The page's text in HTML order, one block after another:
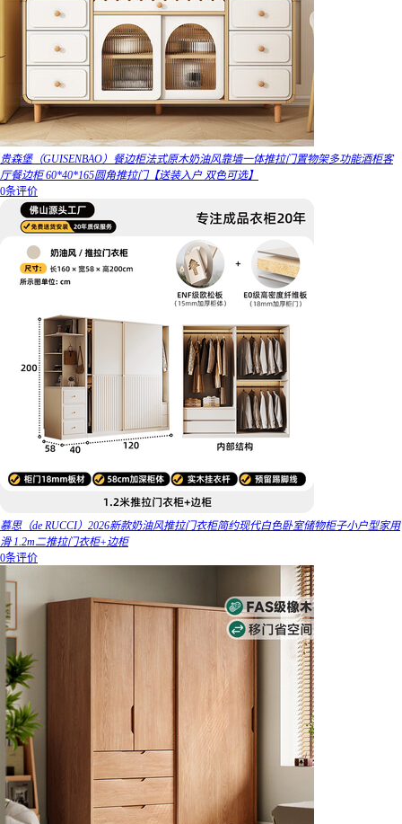
贵森堡（GUISENBAO）餐边柜法式原木奶油风靠墙一体推拉门置物架多功能酒柜客
厅餐边柜 60*40*165圆角推拉门【送装入户 双色可选】
0条评价
慕思（de RUCCI）2026新款奶油风推拉门衣柜简约现代白色卧室储物柜子小户型家用
滑 1.2m二推拉门衣柜+边柜
0条评价